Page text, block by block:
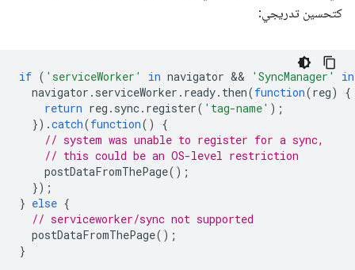
كتحسين تدريجي:
if ( 'serviceWorker' in navigator && 'SyncManager'
in
navigator . serviceWorker . ready. then(function(reg)
{
return reg . sync. register( 'tag-name' );
}).catch(function()
{
// system was unable to register for a sync,
// this could be an OS-level restriction
postDataFromThePage();
});
} else {
// serviceworker/sync not supported
postDataFromThePage();
}